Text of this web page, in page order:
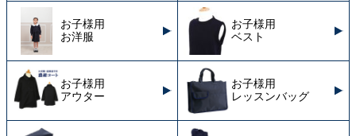
お子様用
お洋服
お子様用
ベスト
お子様用
アウター
お子様用
レッスンバッグ